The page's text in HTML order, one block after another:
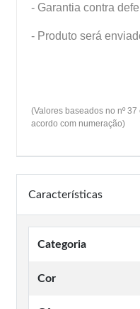
- Garantia contra
- Produto será
(Valores baseados no nº
acordo com numeração)
Características
Categoria
Cor